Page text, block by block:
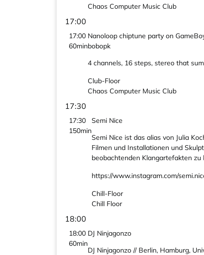
Chaos Computer Music Club
17:00
17:00
60min
Nanoloop chiptune party on
bobopk
4 channels, 16 steps, stereo that
Club-Floor
Chaos Computer Music Club
17:30
17:30
150min
Semi Nice
Semi Nice ist das alias von Julia
Filmen und Installationen und
beobachtenden Klangartefakten
https://www.instagram.com/
Chill-Floor
Chill Floor
18:00
18:00
60min
DJ Ninjagonzo
DJ Ninjagonzo // Berlin, Hamburg,